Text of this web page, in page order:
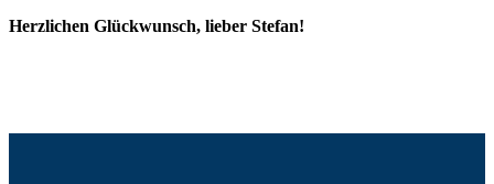
Herzlichen Glückwunsch, lieber Stefan!